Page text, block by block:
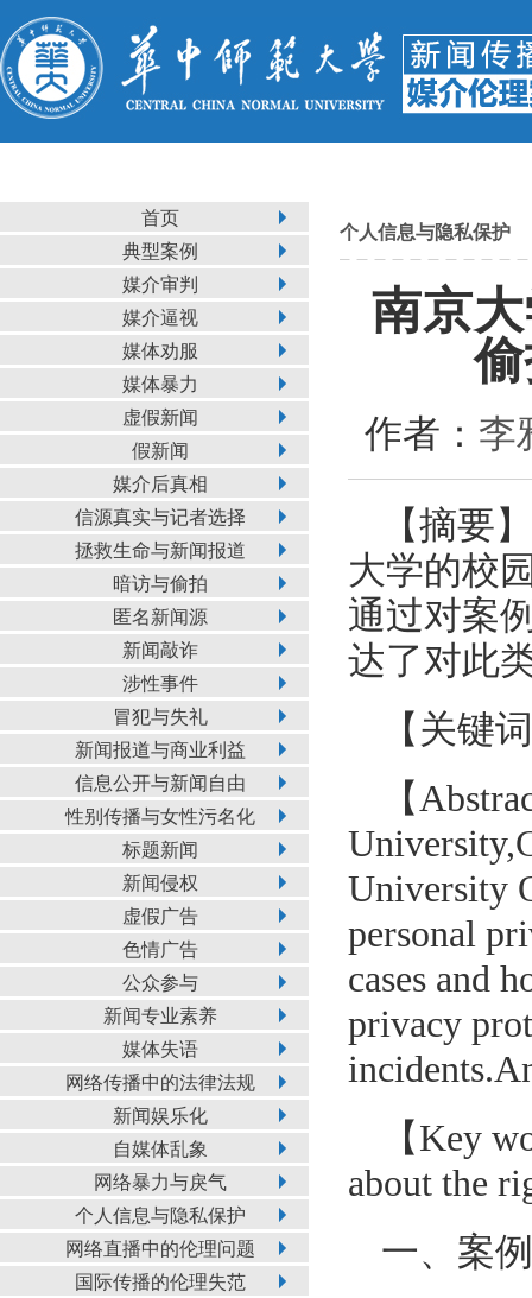
首页
典型案例
媒介审判
媒介逼视
媒体劝服
媒体暴力
虚假新闻
假新闻
媒介后真相
信源真实与记者选择
拯救生命与新闻报道
暗访与偷拍
匿名新闻源
新闻敲诈
涉性事件
冒犯与失礼
新闻报道与商业利益
信息公开与新闻自由
性别传播与女性污名化
标题新闻
新闻侵权
虚假广告
色情广告
公众参与
新闻专业素养
媒体失语
网络传播中的法律法规
新闻娱乐化
自媒体乱象
网络暴力与戾气
个人信息与隐私保护
网络直播中的伦理问题
国际传播的伦理失范
个人信息与隐私保护
南京
作者： 李
【摘要
大学的校
通过对案
达了对此
【关键
【
University
personal
cases and
privacy
【Key
about the
一、案